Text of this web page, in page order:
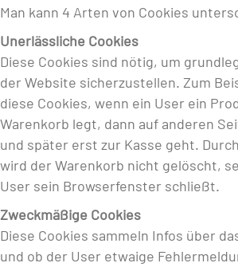
Man kann 4 Arten von Cookies
Unerlässliche Cookies
Diese Cookies sind nötig, um
der Website sicherzustellen. Zum
diese Cookies, wenn ein User ein
Warenkorb legt, dann auf anderen
und später erst zur Kasse geht.
wird der Warenkorb nicht gelöscht,
User sein Browserfenster schließt.
Zweckmäßige Cookies
Diese Cookies sammeln Infos über
und ob der User etwaige